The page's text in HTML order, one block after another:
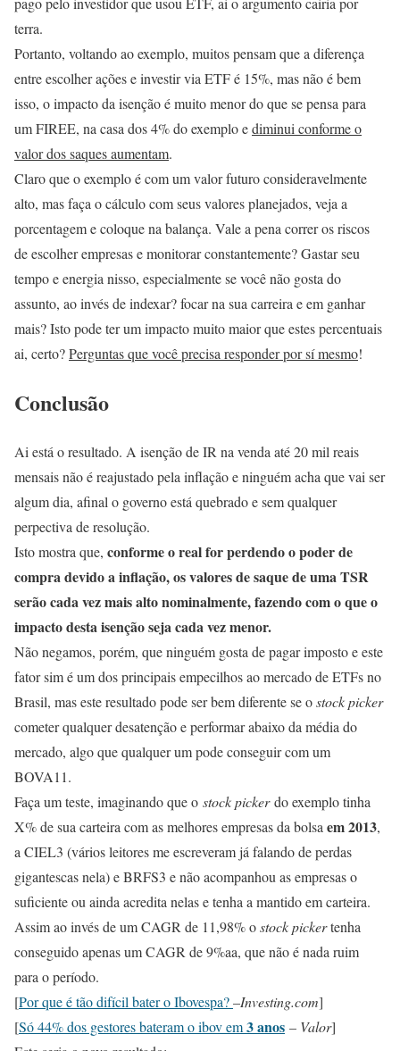
terra.
Portanto, voltando ao exemplo, muitos pensam que a diferença
entre escolher ações e investir via ETF é 15%, mas não é bem
isso, o impacto da isenção é muito menor do que se pensa para
um FIREE, na casa dos 4% do exemplo ediminui conforme o
valor dos saques aumentam.
Claro que o exemplo é com um valor futuro consideravelmente
alto, mas faça o cálculo com seus valores planejados, veja a
porcentagem e coloque na balança. Vale a pena correr os riscos
de escolher empresas e monitorar constantemente? Gastar seu
tempo e energia nisso, especialmente se você não gosta do
assunto, ao invés de indexar? focar na sua carreira e em ganhar
mais? Isto pode ter um impacto muito maior que estes percentuais
ai, certo?Perguntas que você precisa responder por sí mesmo!
Conclusão
Ai está o resultado. A isenção de IR na venda até 20 mil reais
mensais não é reajustado pela inflação e ninguém acha que vai ser
algum dia, afinal o governo está quebrado e sem qualquer
perpectiva de resolução.
Isto mostra que, conforme o real for perdendo o poder de
compra devido a inflação, os valores de saque de uma TSR
serão cada vez mais alto nominalmente, fazendo com o que o
impacto desta isenção seja cada vez menor.
Não negamos, porém, que ninguém gosta de pagar imposto e este
fator sim é um dos principais empecilhos ao mercado de ETFs no
Brasil, mas este resultado pode ser bem diferente se ostock picker
cometer qualquer desatenção e performar abaixo da média do
mercado, algo que qualquer um pode conseguir com um
BOVA11.
Faça um teste, imaginando que o stock pickerdo exemplo tinha
X% de sua carteira com as melhores empresas da bolsa em 2013,
a CIEL3 (vários leitores me escreveram já falando de perdas
gigantescas nela) e BRFS3 e não acompanhou as empresas o
suficiente ou ainda acredita nelas e tenha a mantido em carteira.
Assim ao invés de um CAGR de 11,98% ostock pickertenha
conseguido apenas um CAGR de 9%aa, que não é nada ruim
para o período.
[Por que é tão difícil bater o Ibovespa?–Investing.com]
[Só 44% dos gestores bateram o ibov em3 anos – Valor]